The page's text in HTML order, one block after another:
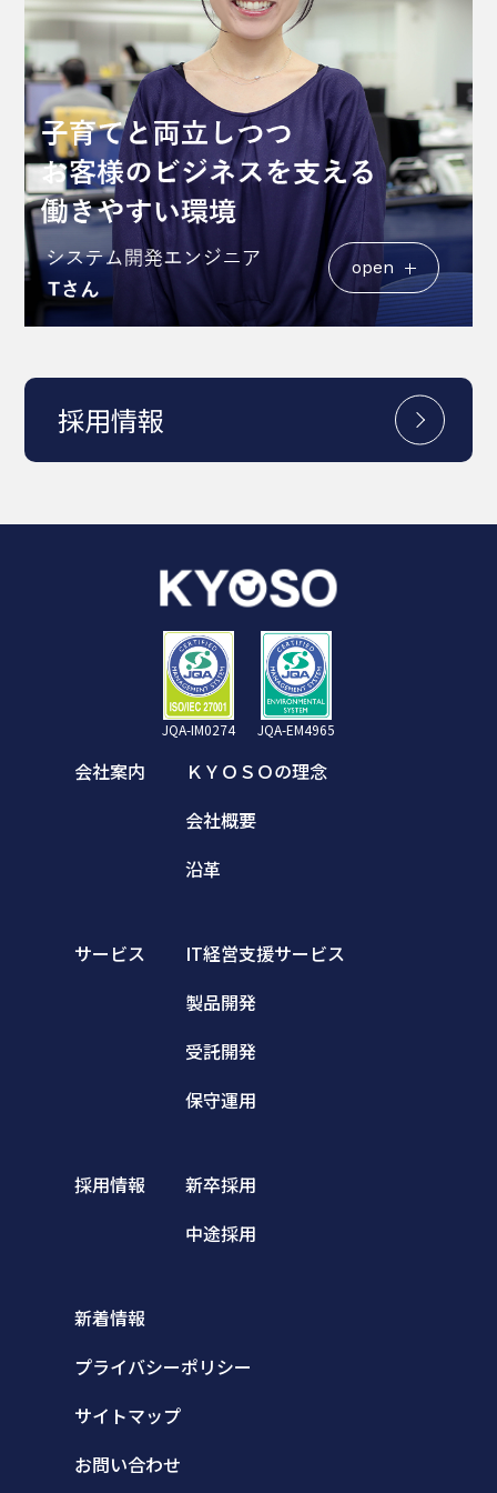
open
採用情報
JQA-IM0274 JQA-EM4965
会社案内
ＫＹＯＳＯの理念
会社概要
沿革
サービス
IT経営支援サービス
製品開発
受託開発
保守運用
採用情報
新卒採用
中途採用
新着情報
プライバシーポリシー
サイトマップ
お問い合わせ